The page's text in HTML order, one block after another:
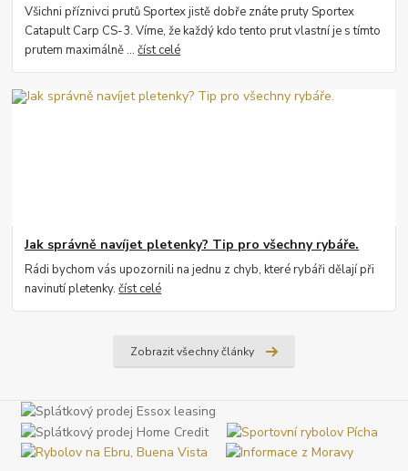
Všichni příznivci prutů Sportex jistě dobře znáte pruty Sportex
Catapult Carp CS-3. Víme, že každý kdo tento prut vlastní je s tímto
prutem maximálně ...číst celé
Jak správně navíjet pletenky? Tip pro všechny rybáře.
Rádi bychom vás upozornili na jednu z chyb, které rybáři dělají při
navinutí pletenky.číst celé
Zobrazit všechny články